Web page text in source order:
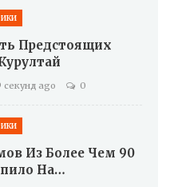
Предстоящих
секунд ago 0
Из Более Чем 90
На…